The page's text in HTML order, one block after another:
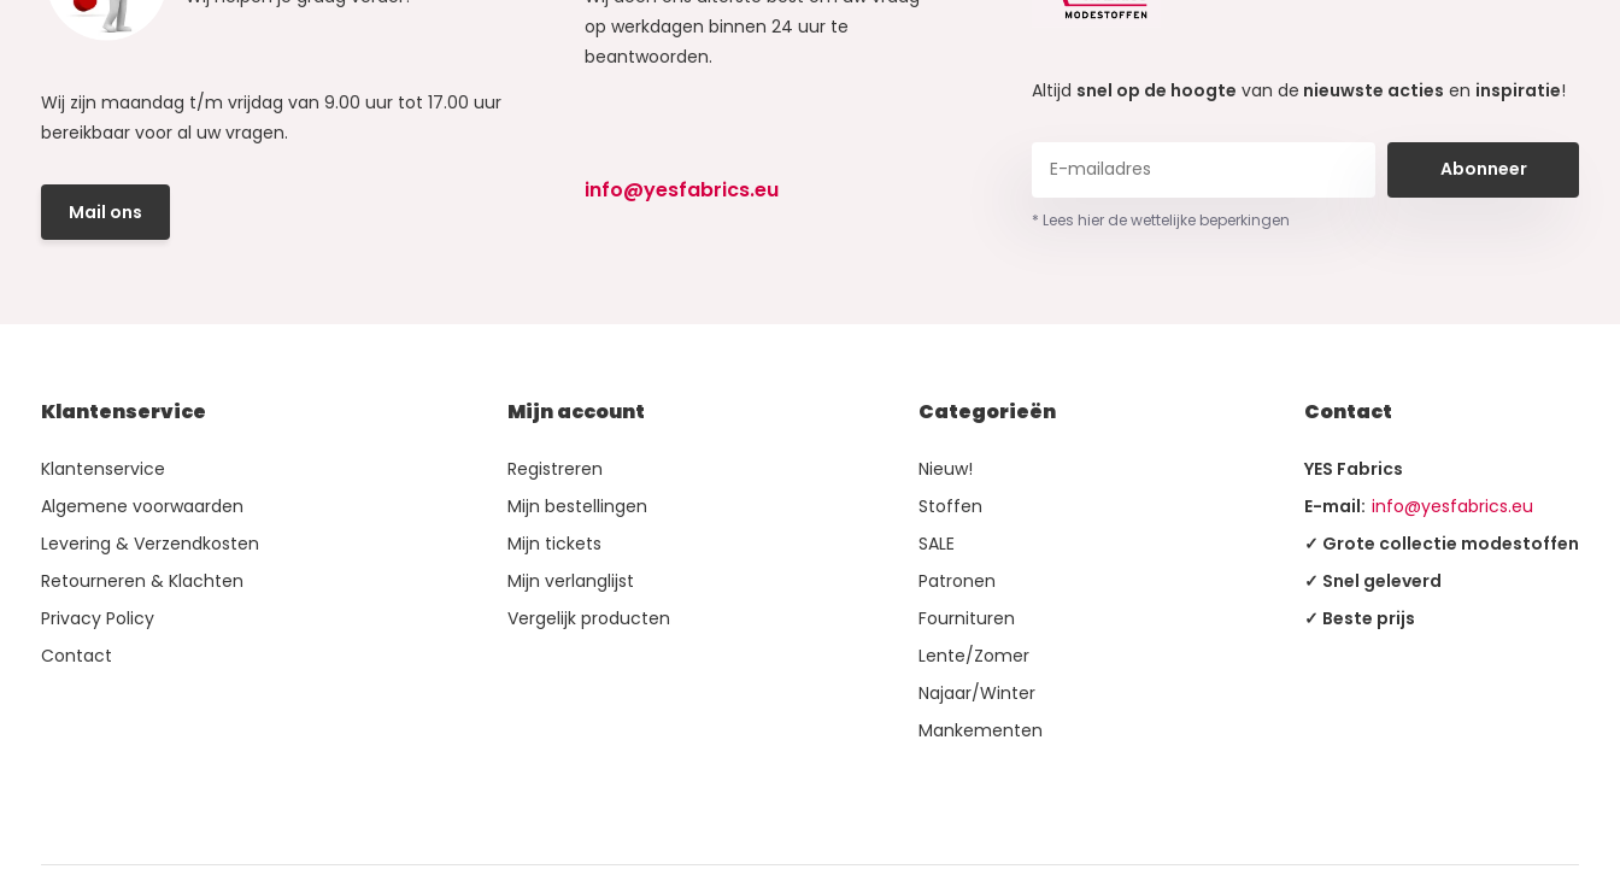
Wij zijn maandag t/m vrijdag van 9.00 uur tot 17.00 uur
bereikbaar voor al uw vragen.
Mail ons
op werkdagen binnen 24 uur te
beantwoorden.
info@yesfabrics.eu
Altijd snel op de hoogte van de nieuwste acties en inspiratie!
Abonneer
* Lees hier de wettelijke beperkingen
Klantenservice
Klantenservice
Algemene voorwaarden
Levering & Verzendkosten
Retourneren & Klachten
Privacy Policy
Contact
Mijn account
Registreren
Mijn bestellingen
Mijn tickets
Mijn verlanglijst
Vergelijk producten
Categorieën
Nieuw!
Stoffen
SALE
Patronen
Fournituren
Lente/Zomer
Najaar/Winter
Mankementen
Contact
YES Fabrics
E-mail: info@yesfabrics.eu
✓ Grote collectie modestoffen
✓ Snel geleverd
✓ Beste prijs